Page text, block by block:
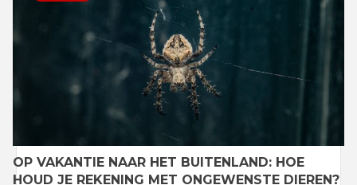
OP VAKANTIE NAAR HET BUITENLAND: HOE
HOUD JE REKENING MET ONGEWENSTE DIEREN?